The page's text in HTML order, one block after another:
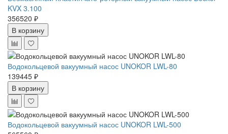
KVX 3.100
356520 ₽
В корзину
Водокольцевой вакуумный насос UNOKOR LWL-80
139445 ₽
В корзину
Водокольцевой вакуумный насос UNOKOR LWL-500